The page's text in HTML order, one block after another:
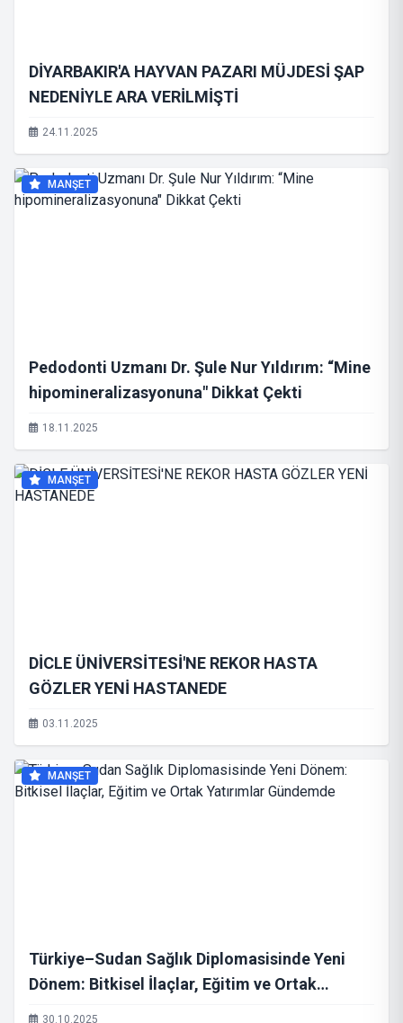
DİYARBAKIR'A HAYVAN PAZARI MÜJDESİ ŞAP
NEDENİYLE ARA VERİLMİŞTİ
24.11.2025
MANŞET
Pedodonti Uzmanı Dr. Şule Nur Yıldırım: “Mine
hipomineralizasyonuna" Dikkat Çekti
18.11.2025
MANŞET
DİCLE ÜNİVERSİTESİ'NE REKOR HASTA
GÖZLER YENİ HASTANEDE
03.11.2025
MANŞET
Türkiye–Sudan Sağlık Diplomasisinde Yeni
Dönem: Bitkisel İlaçlar, Eğitim ve Ortak
Yatırımlar Gündemde
30.10.2025